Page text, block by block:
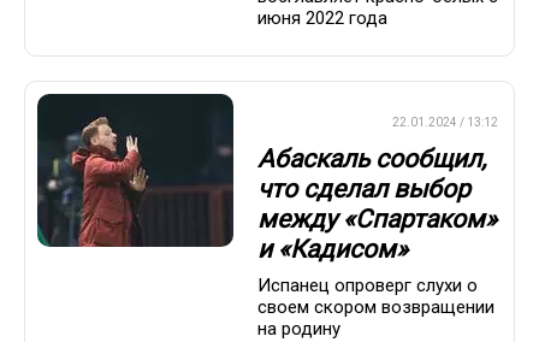
июня 2022 года
22.01.2024 / 13:12
Абаскаль сообщил,
что сделал выбор
между «Спартаком»
и «Кадисом»
Испанец опроверг слухи о
своем скором возвращении
на родину